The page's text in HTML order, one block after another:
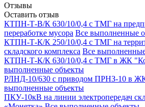
Отзывы
Оставить отзыв
КТПН-Т-В/К 630/10/0,4 с ТМГ на
переработке мусора Все выполненные
КТПН-Т-К/К 250/10/0,4 с ТМГ на
складского комплекса Все
КТПН-Т-К/К 630/10/0,4 с ТМГ в ЖК
выполненные объекты
РЛНД-10/630 с приводом ПРНЗ-10 в
выполненные объекты
ПКУ-10кВ на линии электропередач